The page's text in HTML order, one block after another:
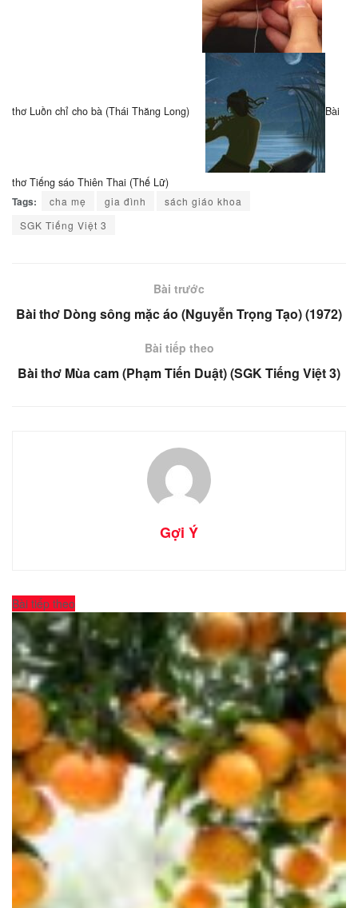
thơ Luồn chỉ cho bà (Thái Thăng Long) Bài
thơ Tiếng sáo Thiên Thai (Thế Lữ)
Tags:
cha mẹ gia đình
sách giáo khoa
SGK Tiếng Việt 3
Bài trước
Bài thơ Dòng sông mặc áo (Nguyễn Trọng Tạo) (1972)
Bài tiếp theo
Bài thơ Mùa cam (Phạm Tiến Duật) (SGK Tiếng Việt 3)
Gợi Ý
Bài tiếp theo